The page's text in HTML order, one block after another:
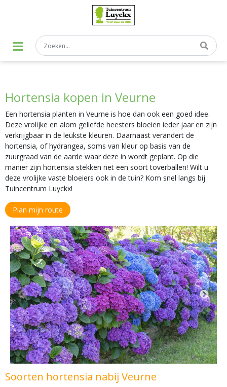
Hortensia kopen in Veurne
Een hortensia planten in Veurne is hoe dan ook een goed idee.
Deze vrolijke en alom geliefde heesters bloeien ieder jaar en zijn
verkrijgbaar in de leukste kleuren. Daarnaast verandert de
hortensia, of hydrangea, soms van kleur op basis van de
zuurgraad van de aarde waar deze in wordt geplant. Op die
manier zijn hortensia stekken net een soort toverballen! Wilt u
deze vrolijke vaste bloeiers ook in de tuin? Kom snel langs bij
Tuincentrum Luyckx!
Plan mijn route
Soorten hortensia nabij Veurne